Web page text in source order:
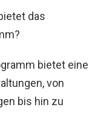
das
bietet eine
von
bis hin zu